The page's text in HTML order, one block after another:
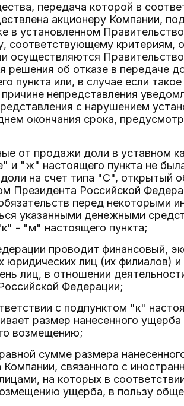
передача которой в
акционеру Компании,
в установленном
соответствующему критериям,
осуществляются
решения об отказе в передаче
пункта или, в случае если
непредставления
с нарушением
окончания срока,
от продажи доли в уставном
и "ж" настоящего пункта не
на счет типа "С", открытый
Президента Российской
перед некоторыми
указанными денежными
- "м" настоящего пункта;
проводит финансовый,
юридических лиц (их филиалов)
лиц, в отношении
Федерации;
с подпунктом "к"
размер нанесенного
возмещению;
сумме размера
связанного с
на которых в
ущерба, в пользу